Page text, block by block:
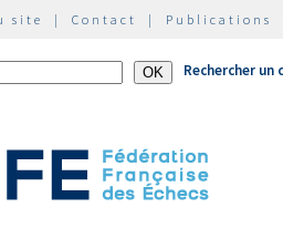
site | Contact | Publications
Rechercher un